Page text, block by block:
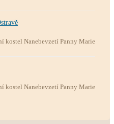
kostel Nanebevzetí Panny Marie
kostel Nanebevzetí Panny Marie